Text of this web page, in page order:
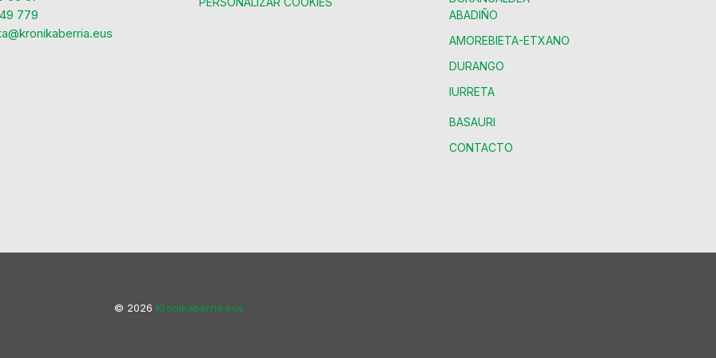
779
ABADIÑO
AMOREBIETA-ETXANO
DURANGO
IURRETA
BASAURI
CONTACTO
© 2026 Kronikaberria.eus